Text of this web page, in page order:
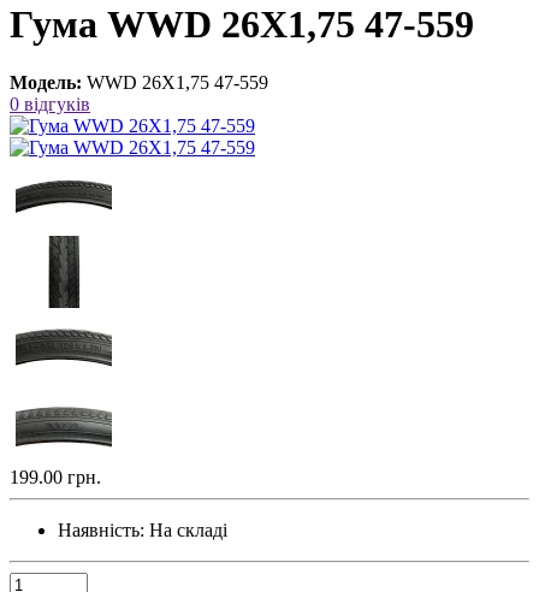
Гума WWD 26X1,75 47-559
Модель: WWD 26X1,75 47-559
0 відгуків
199.00 грн.
Наявність: На складі